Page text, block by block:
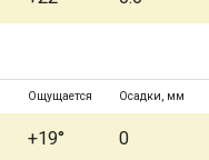
Ощущается Осадки, мм
+19° 0